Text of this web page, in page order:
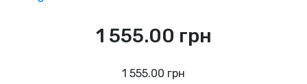
1 555.00 грн
1 555.00 грн